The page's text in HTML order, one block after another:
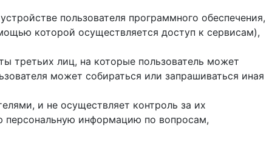
пользователя программного обеспечения,
которой осуществляется доступ к cервисам),
третьих лиц, на которые пользователь может
может собираться или запрашиваться иная
и не осуществляет контроль за их
персональную информацию по вопросам,